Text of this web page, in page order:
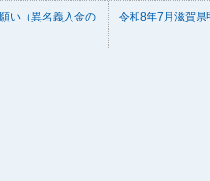
い（異名義入金の
令和8年7月滋賀県